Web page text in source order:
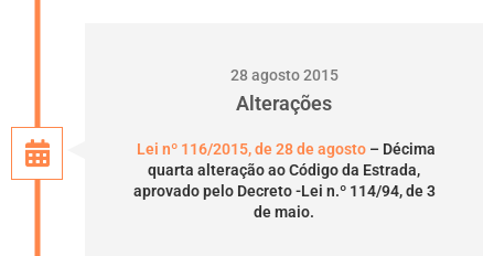
28 agosto 2015
Alterações
Lei nº 116/2015, de 28 de agosto– Décima
quarta alteração ao Código da Estrada,
aprovado pelo Decreto -Lei n.º 114/94, de 3
de maio.